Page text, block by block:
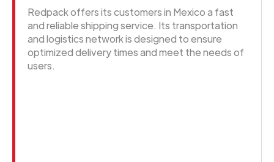
Redpack offers its customers in Mexico a fast
and reliable shipping service. Its transportation
and logistics network is designed to ensure
optimized delivery times and meet the needs of
users.